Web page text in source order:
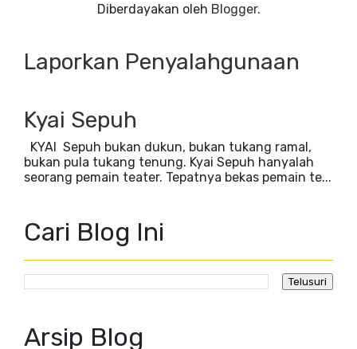
Diberdayakan oleh Blogger.
Laporkan Penyalahgunaan
Kyai Sepuh
KYAI Sepuh bukan dukun, bukan tukang ramal,
bukan pula tukang tenung. Kyai Sepuh hanyalah
seorang pemain teater. Tepatnya bekas pemain te...
Cari Blog Ini
Arsip Blog